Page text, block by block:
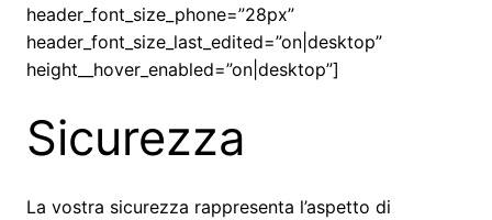
header_font_size_phone=”28px”
header_font_size_last_edited=”on|desktop”
height__hover_enabled=”on|desktop”]
Sicurezza
La vostra sicurezza rappresenta l’aspetto di